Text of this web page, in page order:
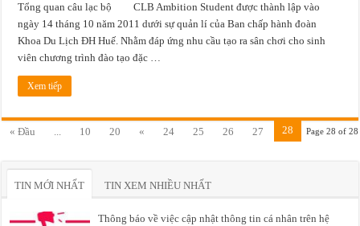
Tổng quan câu lạc bộ CLB Ambition Student được thành lập vào
ngày 14 tháng 10 năm 2011 dưới sự quản lí của Ban chấp hành đoàn
Khoa Du Lịch ĐH Huế. Nhằm đáp ứng nhu cầu tạo ra sân chơi cho sinh
viên chương trình đào tạo đặc …
Xem tiếp
Page 28 of 28
« Đầu ... 10 20 « 24 25 26 27 28
TIN MỚI NHẤT TIN XEM NHIỀU NHẤT
Thông báo về việc cập nhật thông tin cá nhân trên hệ